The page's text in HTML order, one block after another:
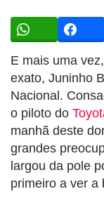
E mais uma
exato, Juninho
Nacional.
o piloto do
manhã deste
grandes
largou da pole
primeiro a ver a